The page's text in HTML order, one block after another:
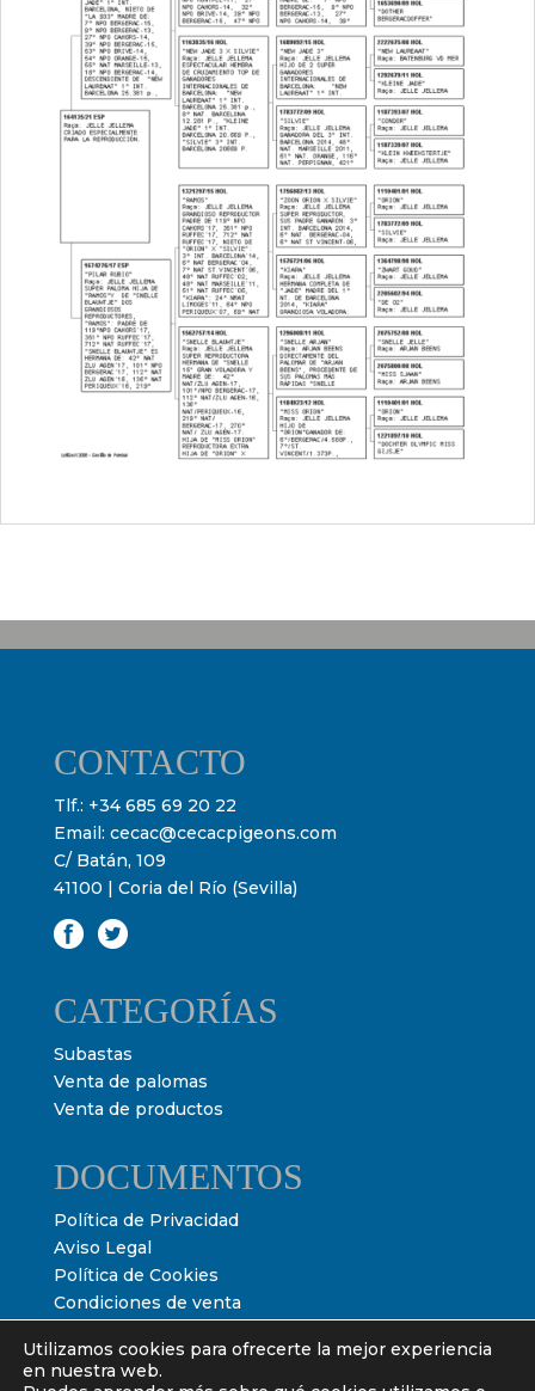
CONTACTO
Tlf.: +34 685 69 20 22
Email: cecac@cecacpigeons.com
C/ Batán, 109
41100 | Coria del Río (Sevilla)
CATEGORÍAS
Subastas
Venta de palomas
Venta de productos
DOCUMENTOS
Política de Privacidad
Aviso Legal
Política de Cookies
Condiciones de venta
Utilizamos cookies para ofrecerte la mejor experiencia
en nuestra web.